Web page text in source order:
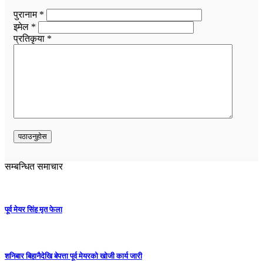
पुरानाम *
इमेल *
प्रतिकृया *
सम्बन्धित समाचार
पूर्व मेयर सिंह मृत फेला
शनिबार बिहानैदेखि बेपत्ता पूर्व मेयरको खोजी कार्य जारी